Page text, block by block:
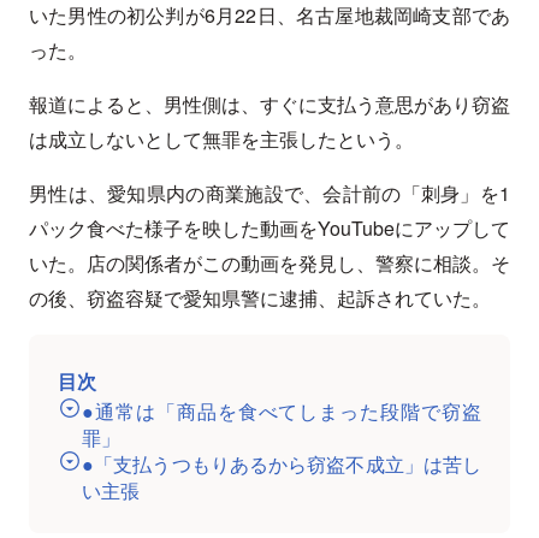
いた男性の初公判が6月22日、名古屋地裁岡崎支部であ
った。
報道によると、男性側は、すぐに支払う意思があり窃盗
は成立しないとして無罪を主張したという。
男性は、愛知県内の商業施設で、会計前の「刺身」を1
パック食べた様子を映した動画をYouTubeにアップして
いた。店の関係者がこの動画を発見し、警察に相談。そ
の後、窃盗容疑で愛知県警に逮捕、起訴されていた。
目次
●通常は「商品を食べてしまった段階で窃盗
罪」
●「支払うつもりあるから窃盗不成立」は苦し
い主張